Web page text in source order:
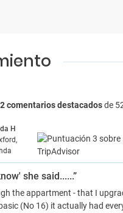
2 comentarios destacadosde
H
she said......”
the appartment - that I
(No 16) it actually had